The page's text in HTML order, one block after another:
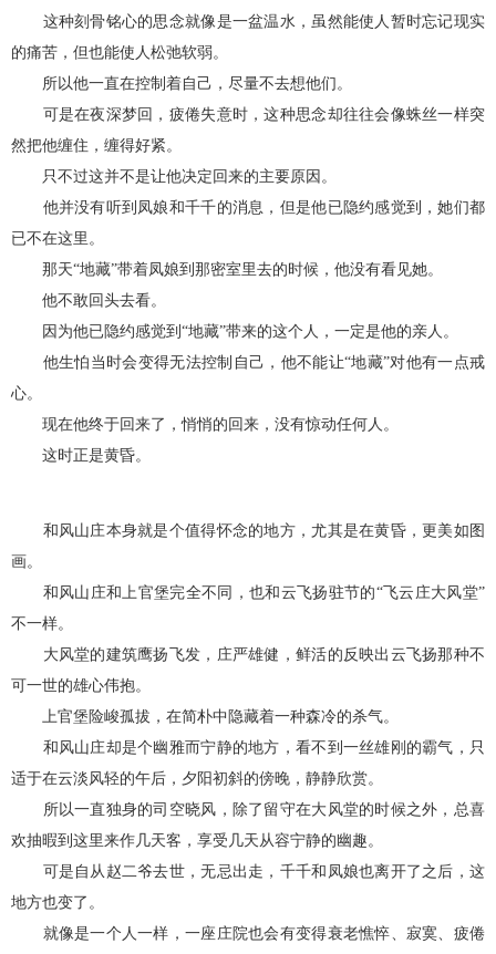
这种刻骨铭心的思念就像是一盆温水，虽然能使人暂时忘记现实
的痛苦，但也能使人松弛软弱。
所以他一直在控制着自己，尽量不去想他们。
可是在夜深梦回，疲倦失意时，这种思念却往往会像蛛丝一样突
然把他缠住，缠得好紧。
只不过这并不是让他决定回来的主要原因。
他并没有听到凤娘和千千的消息，但是他已隐约感觉到，她们都
已不在这里。
那天“地藏”带着凤娘到那密室里去的时候，他没有看见她。
他不敢回头去看。
因为他已隐约感觉到“地藏”带来的这个人，一定是他的亲人。
他生怕当时会变得无法控制自己，他不能让“地藏”对他有一点戒
心。
现在他终于回来了，悄悄的回来，没有惊动任何人。
这时正是黄昏。
和风山庄本身就是个值得怀念的地方，尤其是在黄昏，更美如图
画。
和风山庄和上官堡完全不同，也和云飞扬驻节的“飞云庄大风堂”
不一样。
大风堂的建筑鹰扬飞发，庄严雄健，鲜活的反映出云飞扬那种不
可一世的雄心伟抱。
上官堡险峻孤拔，在简朴中隐藏着一种森冷的杀气。
和风山庄却是个幽雅而宁静的地方，看不到一丝雄刚的霸气，只
适于在云淡风轻的午后，夕阳初斜的傍晚，静静欣赏。
所以一直独身的司空晓风，除了留守在大风堂的时候之外，总喜
欢抽暇到这里来作几天客，享受几天从容宁静的幽趣。
可是自从赵二爷去世，无忌出走，千千和凤娘也离开了之后，这
地方也变了。
就像是一个人一样，一座庄院也会有变得衰老憔悴、寂寞、疲倦